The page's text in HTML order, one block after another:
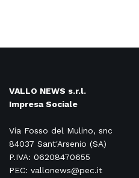
VALLO NEWS s.r.l.
Impresa Sociale
Via Fosso del Mulino, snc
84037 Sant'Arsenio (SA)
P.IVA: 06208470655
PEC: vallonews@pec.it